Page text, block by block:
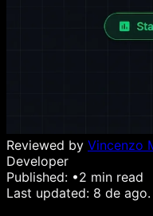
Reviewed by Vincenzo
Developer
Published: •2 min read
Last updated: 8 de